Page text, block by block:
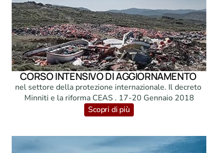
CORSO INTENSIVO DI AGGIORNAMENTO
nel settore della protezione internazionale. Il decreto
Minniti e la riforma CEAS . 17-20 Gennaio 2018
Scopri di più